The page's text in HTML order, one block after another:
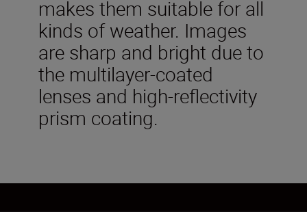
makes them suitable for all
kinds of weather. Images
are sharp and bright due to
the multilayer-coated
lenses and high-reflectivity
prism coating.